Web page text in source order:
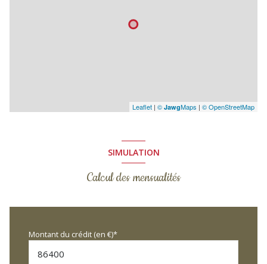
Leaflet | © JawgMaps | © OpenStreetMap
SIMULATION
Calcul des mensualités
Montant du crédit (en €)*